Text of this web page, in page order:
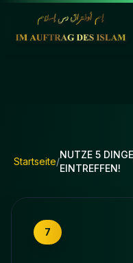
Startseite/
NUTZE 5
EINTREFFEN!
7